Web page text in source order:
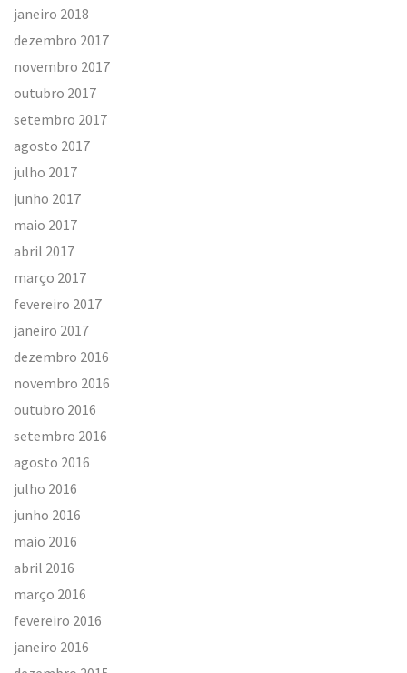
janeiro 2018
dezembro 2017
novembro 2017
outubro 2017
setembro 2017
agosto 2017
julho 2017
junho 2017
maio 2017
abril 2017
março 2017
fevereiro 2017
janeiro 2017
dezembro 2016
novembro 2016
outubro 2016
setembro 2016
agosto 2016
julho 2016
junho 2016
maio 2016
abril 2016
março 2016
fevereiro 2016
janeiro 2016